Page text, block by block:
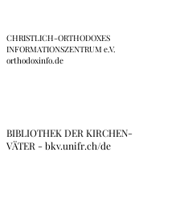
CHRISTLICH-ORTHODOXES
INFORMATIONSZENTRUM e.V.
orthodoxinfo.de
BIBLIOTHEK DER KIRCHEN-
VÄTER - bkv.unifr.ch/de